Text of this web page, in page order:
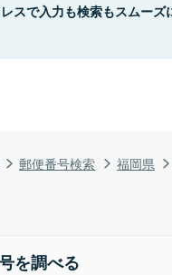
郵便番号検索 福岡県
スで入力も検索もスムーズ
を調べる